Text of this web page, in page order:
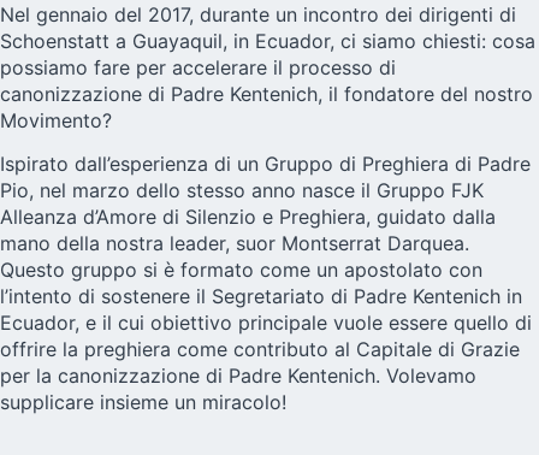
Nel gennaio del 2017, durante un incontro dei dirigenti di
Schoenstatt a Guayaquil, in Ecuador, ci siamo chiesti: cosa
possiamo fare per accelerare il processo di
canonizzazione di Padre Kentenich, il fondatore del nostro
Movimento?
Ispirato dall’esperienza di un Gruppo di Preghiera di Padre
Pio, nel marzo dello stesso anno nasce il Gruppo FJK
Alleanza d’Amore di Silenzio e Preghiera, guidato dalla
mano della nostra leader, suor Montserrat Darquea.
Questo gruppo si è formato come un apostolato con
l’intento di sostenere il Segretariato di Padre Kentenich in
Ecuador, e il cui obiettivo principale vuole essere quello di
offrire la preghiera come contributo al Capitale di Grazie
per la canonizzazione di Padre Kentenich. Volevamo
supplicare insieme un miracolo!